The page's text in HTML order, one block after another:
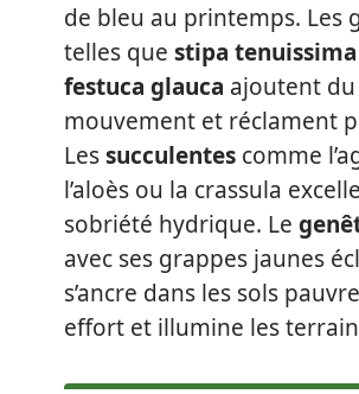
de bleu au printemps. Les
telles que stipa tenuissima
festuca glauca ajoutent du
mouvement et réclament
Lessucculentes comme
l’aloès ou la crassula
sobriété hydrique. Le
avec ses grappes jaunes
s’ancre dans les sols
effort et illumine les